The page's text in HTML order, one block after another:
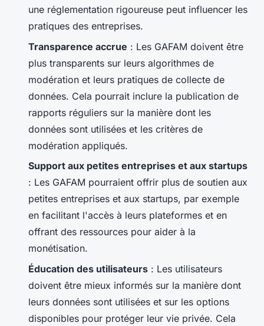
une réglementation rigoureuse peut influencer les
pratiques des entreprises.
Transparence accrue : Les GAFAM doivent être
plus transparents sur leurs algorithmes de
modération et leurs pratiques de collecte de
données. Cela pourrait inclure la publication de
rapports réguliers sur la manière dont les
données sont utilisées et les critères de
modération appliqués.
Support aux petites entreprises et aux startups
: Les GAFAM pourraient offrir plus de soutien aux
petites entreprises et aux startups, par exemple
en facilitant l'accès à leurs plateformes et en
offrant des ressources pour aider à la
monétisation.
Éducation des utilisateurs : Les utilisateurs
doivent être mieux informés sur la manière dont
leurs données sont utilisées et sur les options
disponibles pour protéger leur vie privée. Cela